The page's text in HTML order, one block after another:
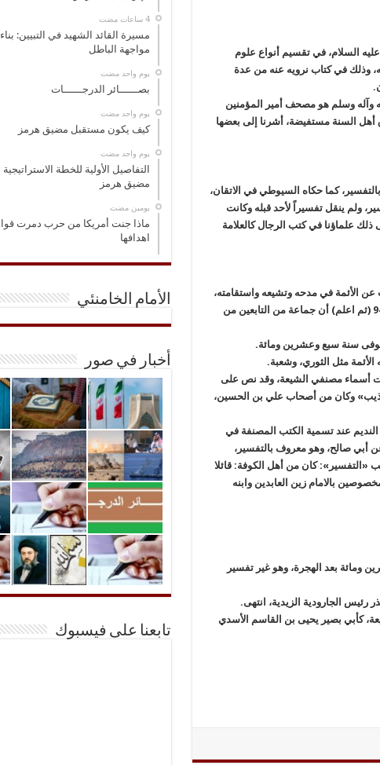
السلام، في تقسيم أنواع علوم
وذلك في كتاب نرويه عنه من عدة
وآله وسلم هو مصحف أمير المؤمنين
السنة مستفيضة، أشرنا إلى بعضها
كما حكاه السيوطي في الاتقان،
ولم ينقل تفسيراً لأحد قبله وكانت
علماؤنا في كتب الرجال كالعلامة
الأئمة في مدحه وتشيعه واستقامته،
قال وما كان سبب قتل الحجاج له إلا على هذا الأمر – يعني التشيع – قتله سنة 94 (ثم اعلم) أن جماعة من التابعين من
سنة سبع وعشرين ومائة.
مثل الثوري، وشعبة.
أسماء مصنفي الشيعة، وقد نص على
وكان من أصحاب علي بن الحسين،
عند تسمية الكتب المصنفة في
أبي صالح، وهو معروف بالتفسير،
كان من أهل الكوفة: قائلا
بالامام زين العابدين وابنه
ومائة بعد الهجرة، وهو غير تفسير
رئيس الجارودية الزيدية، انتهى.
كأبي بصير يحيى بن القاسم الأسدي
‏4 ساعات مضت
مسيرة القائد الشهيد في التبيين:
مواجهة الباطل
‏يوم واحد مضت
بصــــــائر الدرجــــــات
‏يوم واحد مضت
كيف يكون مستقبل مضيق هرمز
‏يوم واحد مضت
التفاصيل الأولية للخطة
مضيق هرمز
‏يومين مضت
ماذا جنت أمريكا من حرب دمرت
اهدافها
الأمام الخامنئي
أخبار في صور
تابعنا على فيسبوك